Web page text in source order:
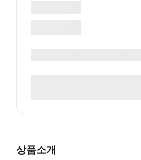
상품소개